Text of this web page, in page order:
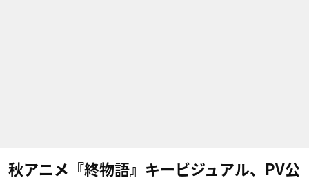
秋アニメ『終物語』キービジュアル、PV公